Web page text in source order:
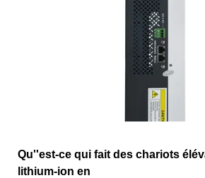
Qu''est-ce qui fait des chariots
lithium-ion en